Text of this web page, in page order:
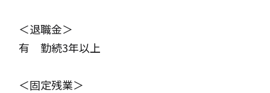
＜退職金＞
有 勤続3年以上
＜固定残業＞